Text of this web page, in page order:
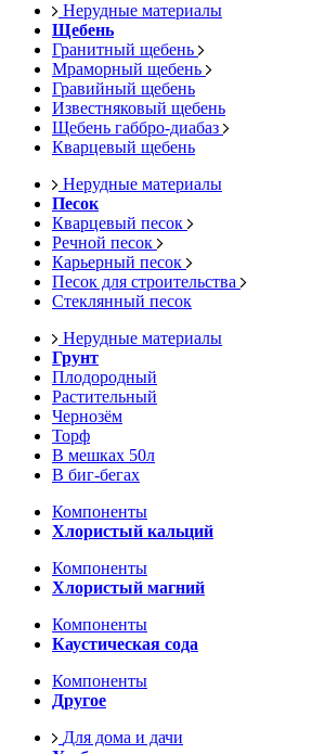
Нерудные материалы
Щебень
Гранитный щебень
Мраморный щебень
Гравийный щебень
Известняковый щебень
Щебень габбро-диабаз
Кварцевый щебень
Нерудные материалы
Песок
Кварцевый песок
Речной песок
Карьерный песок
Песок для строительства
Стеклянный песок
Нерудные материалы
Грунт
Плодородный
Растительный
Чернозём
Торф
В мешках 50л
В биг-бегах
Компоненты
Хлористый кальций
Компоненты
Хлористый магний
Компоненты
Каустическая сода
Компоненты
Другое
Для дома и дачи